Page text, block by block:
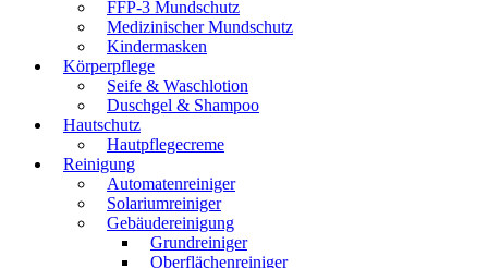
FFP-3 Mundschutz
Medizinischer Mundschutz
Kindermasken
Körperpflege
Seife & Waschlotion
Duschgel & Shampoo
Hautschutz
Hautpflegecreme
Reinigung
Automatenreiniger
Solariumreiniger
Gebäudereinigung
Grundreiniger
Oberflächenreiniger